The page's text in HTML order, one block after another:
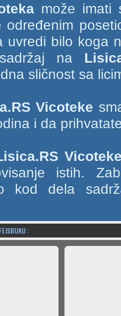
može imati
određenim
uvredi bilo koga
na
sličnost sa
Vicoteke
i da
istih.
kod dela
: